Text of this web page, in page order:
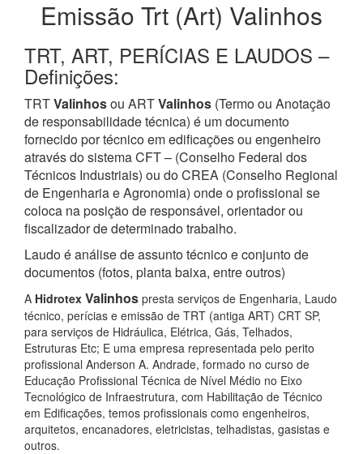
Emissão Trt (Art) Valinhos
TRT, ART, PERÍCIAS E LAUDOS –
Definições:
TRTValinhosou ARTValinhos (Termo ou Anotação
de responsabilidade técnica) é um documento
fornecido por técnico em edificações ou engenheiro
através do sistema CFT – (Conselho Federal dos
Técnicos Industriais) ou do CREA (Conselho Regional
de Engenharia e Agronomia) onde o profissional se
coloca na posição de responsável, orientador ou
fiscalizador de determinado trabalho.
Laudo é análise de assunto técnico e conjunto de
documentos (fotos, planta baixa, entre outros)
A Hidrotex Valinhos presta serviços de Engenharia, Laudo
técnico, perícias e emissão de TRT (antiga ART) CRT SP,
para serviços de Hidráulica, Elétrica, Gás, Telhados,
Estruturas Etc; E uma empresa representada pelo perito
profissional Anderson A. Andrade, formado no curso de
Educação Profissional Técnica de Nível Médio no Eixo
Tecnológico de Infraestrutura, com Habilitação de Técnico
em Edificações, temos profissionais como engenheiros,
arquitetos, encanadores, eletricistas, telhadistas, gasistas e
outros.